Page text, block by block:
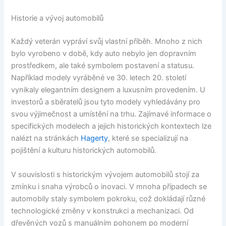
Historie a vývoj automobilů
Každý veterán vypráví svůj vlastní příběh. Mnoho z nich
bylo vyrobeno v době, kdy auto nebylo jen dopravním
prostředkem, ale také symbolem postavení a statusu.
Například modely vyráběné ve 30. letech 20. století
vynikaly elegantním designem a luxusním provedením. U
investorů a sběratelů jsou tyto modely vyhledávány pro
svou výjimečnost a umístění na trhu. Zajímavé informace o
specifických modelech a jejich historických kontextech lze
nalézt na stránkách Hagerty, které se specializují na
pojištění a kulturu historických automobilů.
V souvislosti s historickým vývojem automobilů stojí za
zmínku i snaha výrobců o inovaci. V mnoha případech se
automobily staly symbolem pokroku, což dokládají různé
technologické změny v konstrukci a mechanizaci. Od
dřevěných vozů s manuálním pohonem po moderní